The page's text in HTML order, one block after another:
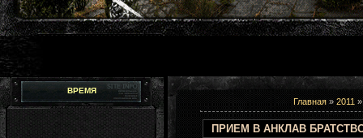
ВРЕМЯ
Главная » 2011 »
ПРИЕМ В АНКЛАВ